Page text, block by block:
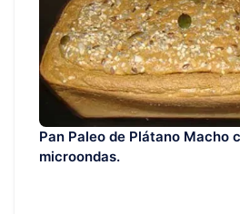
Pan Paleo de Plátano Macho
microondas.